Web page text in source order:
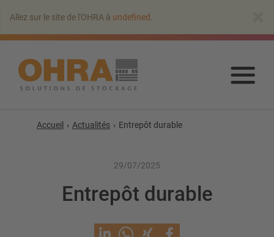
contenu
Allez sur le site de l'OHRA à undefined
Accueil Actualités Entrepôt durable
29/07/2025
Entrepôt durable
Rayonnages cantilever
Rayonnage cantilever simple-face